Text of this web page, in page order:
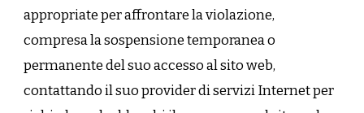
appropriate per affrontare la violazione,
compresa la sospensione temporanea o
permanente del suo accesso al sito web,
contattando il suo provider di servizi Internet per